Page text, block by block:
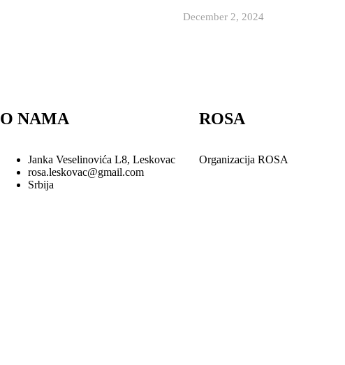
December 2, 2024
O NAMA
Janka Veselinovića L8, Leskovac
rosa.leskovac@gmail.com
Srbija
ROSA
Organizacija ROSA